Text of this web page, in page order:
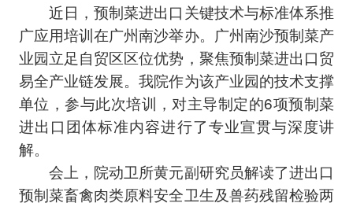
近日，预制菜进出口关键技术与标准体系推
广应用培训在广州南沙举办。广州南沙预制菜产
业园立足自贸区区位优势，聚焦预制菜进出口贸
易全产业链发展。我院作为该产业园的技术支撑
单位，参与此次培训，对主导制定的6项预制菜
进出口团体标准内容进行了专业宣贯与深度讲
解。
会上，院动卫所黄元副研究员解读了进出口
预制菜畜禽肉类原料安全卫生及兽药残留检验两